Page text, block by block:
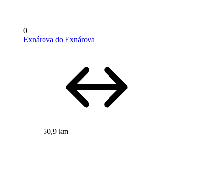
0
Exnárova do Exnárova
50,9 km